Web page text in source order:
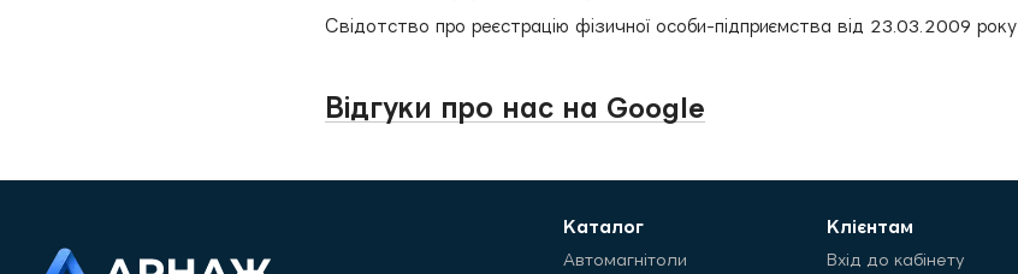
Свідотство про реєстрацію фізичної особи-підприємства від 23.03.2009 року
Відгуки про нас на Google
Каталог
Автомагнітоли
Клієнтам
Вхід до кабінету